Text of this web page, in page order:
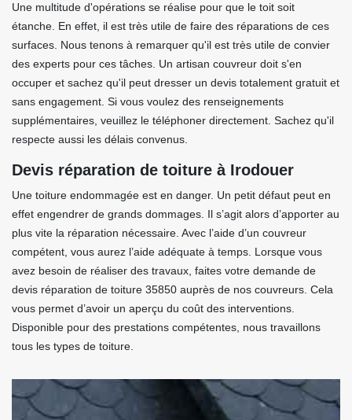
Une multitude d'opérations se réalise pour que le toit soit
étanche. En effet, il est très utile de faire des réparations de ces
surfaces. Nous tenons à remarquer qu'il est très utile de convier
des experts pour ces tâches. Un artisan couvreur doit s'en
occuper et sachez qu'il peut dresser un devis totalement gratuit et
sans engagement. Si vous voulez des renseignements
supplémentaires, veuillez le téléphoner directement. Sachez qu'il
respecte aussi les délais convenus.
Devis réparation de toiture à Irodouer
Une toiture endommagée est en danger. Un petit défaut peut en
effet engendrer de grands dommages. Il s’agit alors d’apporter au
plus vite la réparation nécessaire. Avec l’aide d’un couvreur
compétent, vous aurez l’aide adéquate à temps. Lorsque vous
avez besoin de réaliser des travaux, faites votre demande de
devis réparation de toiture 35850 auprès de nos couvreurs. Cela
vous permet d’avoir un aperçu du coût des interventions.
Disponible pour des prestations compétentes, nous travaillons
tous les types de toiture.